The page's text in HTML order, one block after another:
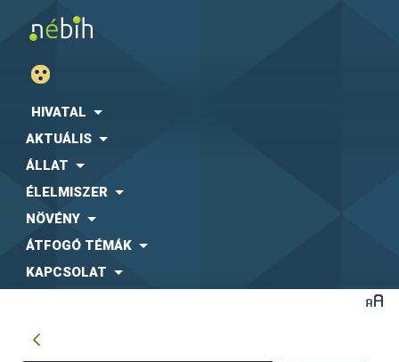
HIVATAL
AKTUÁLIS
ÁLLAT
ÉLELMISZER
NÖVÉNY
ÁTFOGÓ TÉMÁK
KAPCSOLAT